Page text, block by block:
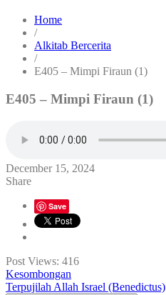
Home
/
Alkitab Bercerita
/
E405 – Mimpi Firaun (1)
E405 – Mimpi Firaun (1)
December 15, 2024
Share
Save
Post Views: 416
Kesombongan
Terpujilah Allah Israel (Benedictus)